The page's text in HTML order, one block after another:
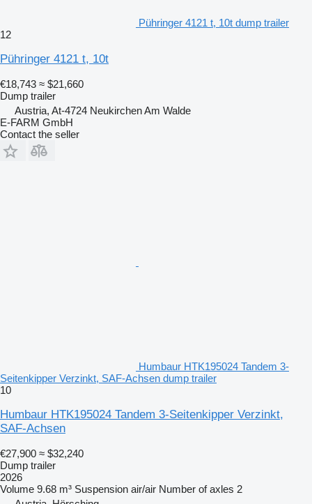
Pühringer 4121 t, 10t dump trailer
12
Pühringer 4121 t, 10t
€18,743 ≈ $21,660
Dump trailer
Austria, At-4724 Neukirchen Am Walde
E-FARM GmbH
Contact the seller
Humbaur HTK195024 Tandem 3-
Seitenkipper Verzinkt, SAF-Achsen dump trailer
10
Humbaur HTK195024 Tandem 3-Seitenkipper Verzinkt,
SAF-Achsen
€27,900 ≈ $32,240
Dump trailer
2026
Volume 9.68 m³ Suspension air/air Number of axles 2